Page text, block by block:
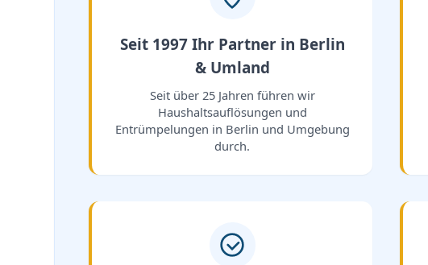
Seit 1997 Ihr Partner in Berlin
& Umland
Seit über 25 Jahren führen wir
Haushaltsauflösungen und
Entrümpelungen in Berlin und Umgebung
durch.